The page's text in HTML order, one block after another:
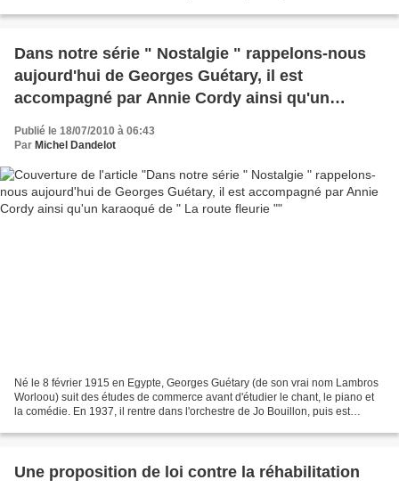
Dans notre série " Nostalgie " rappelons-nous
aujourd'hui de Georges Guétary, il est
accompagné par Annie Cordy ainsi qu'un
Publié le 18/07/2010 à 06:43
Par Michel Dandelot
Né le 8 février 1915 en Egypte, Georges Guétary (de son vrai nom Lambros
Worloou) suit des études de commerce avant d'étudier le chant, le piano et
la comédie. En 1937, il rentre dans l'orchestre de Jo Bouillon, puis est
Une proposition de loi contre la réhabilitation